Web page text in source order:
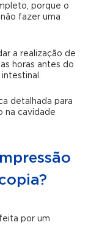
porque o
fazer uma
a realização de
horas antes do
detalhada para
na cavidade
por um